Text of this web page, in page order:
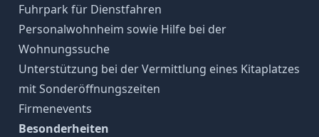
Fuhrpark für Dienstfahren
Personalwohnheim sowie Hilfe bei der
Wohnungssuche
Unterstützung bei der Vermittlung eines Kitaplatzes
mit Sonderöffnungszeiten
Firmenevents
Besonderheiten